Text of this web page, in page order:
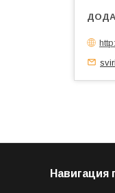
Навигация